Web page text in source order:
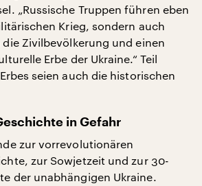
„Russische Truppen führen eben
Krieg, sondern auch
die Zivilbevölkerung und einen
Erbe der Ukraine.“ Teil
seien auch die historischen
in Gefahr
zur vorrevolutionären
zur Sowjetzeit und zur 30-
der unabhängigen Ukraine.